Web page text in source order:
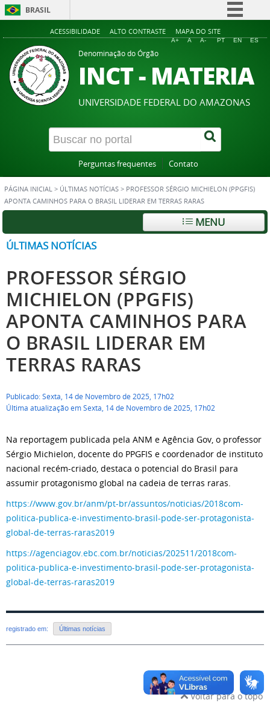
BRASIL
Simplifique!
Participe
Acesso à informação
Legislação
Canais
ACESSIBILIDADE ALTO CONTRASTE MAPA DO SITE
A+ A A- PT EN ES
Denominação do Órgão
INCT - MATERIA
UNIVERSIDADE FEDERAL DO AMAZONAS
Perguntas frequentes Contato
PÁGINA INICIAL > ÚLTIMAS NOTÍCIAS > PROFESSOR SÉRGIO MICHIELON (PPGFIS)
APONTA CAMINHOS PARA O BRASIL LIDERAR EM TERRAS RARAS
MENU
ÚLTIMAS NOTÍCIAS
PROFESSOR SÉRGIO
MICHIELON (PPGFIS)
APONTA CAMINHOS PARA
O BRASIL LIDERAR EM
TERRAS RARAS
Publicado: Sexta, 14 de Novembro de 2025, 17h02
Última atualização em Sexta, 14 de Novembro de 2025, 17h02
Na reportagem publicada pela ANM e Agência Gov, o professor
Sérgio Michielon, docente do PPGFIS e coordenador de instituto
nacional recém-criado, destaca o potencial do Brasil para
assumir protagonismo global na cadeia de terras raras.
https://www.gov.br/anm/pt-br/assuntos/noticias/2018com-
politica-publica-e-investimento-brasil-pode-ser-protagonista-
global-de-terras-raras2019
https://agenciagov.ebc.com.br/noticias/202511/2018com-
politica-publica-e-investimento-brasil-pode-ser-protagonista-
global-de-terras-raras2019
registrado em: Últimas notícias
Voltar para o topo